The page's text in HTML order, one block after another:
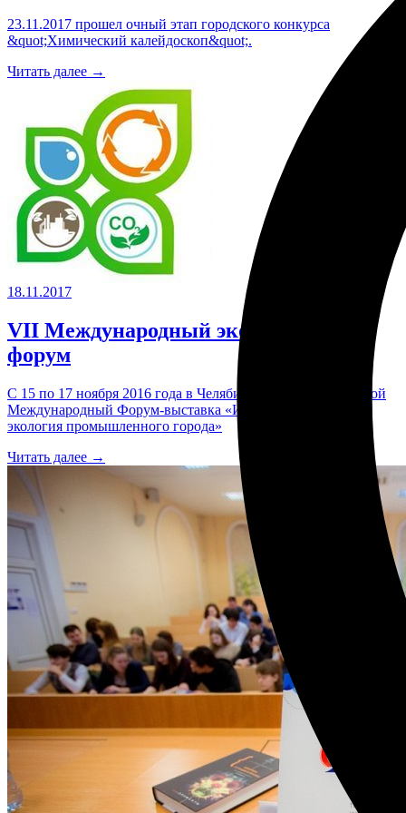
23.11.2017 прошел очный этап городского конкурса
&quot;Химический калейдоскоп&quot;.
Читать далее →
18.11.2017
VII Международный экологический
форум
С 15 по 17 ноября 2016 года в Челябинске проходил седьмой
Международный Форум-выставка «Изменение климата и
экология промышленного города»
Читать далее →